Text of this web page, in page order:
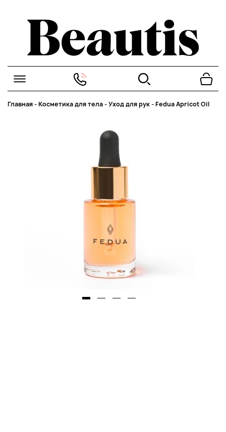
Главная-Косметика для тела-Уход для рук-Fedua Apricot Oil